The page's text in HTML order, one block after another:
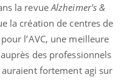
la revue Alzheimer's &
la création de centres de
l’AVC, une meilleure
des professionnels
fortement agi sur